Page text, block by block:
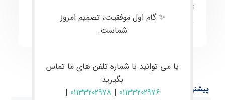
توانمندسازی آن‌ها برای انجام
بازارهای مالی است.
پیشنهاد ها:
✨ گام اول موفقیت، تصمیم امروز
شماست.
یا می توانید با شماره تلفن های ما تماس
بگیرید
01133202976
|
01133202978
|